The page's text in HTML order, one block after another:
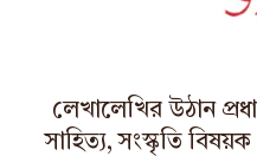
লেখালেখির উঠান
সাহিত্য, সংস্কৃতি